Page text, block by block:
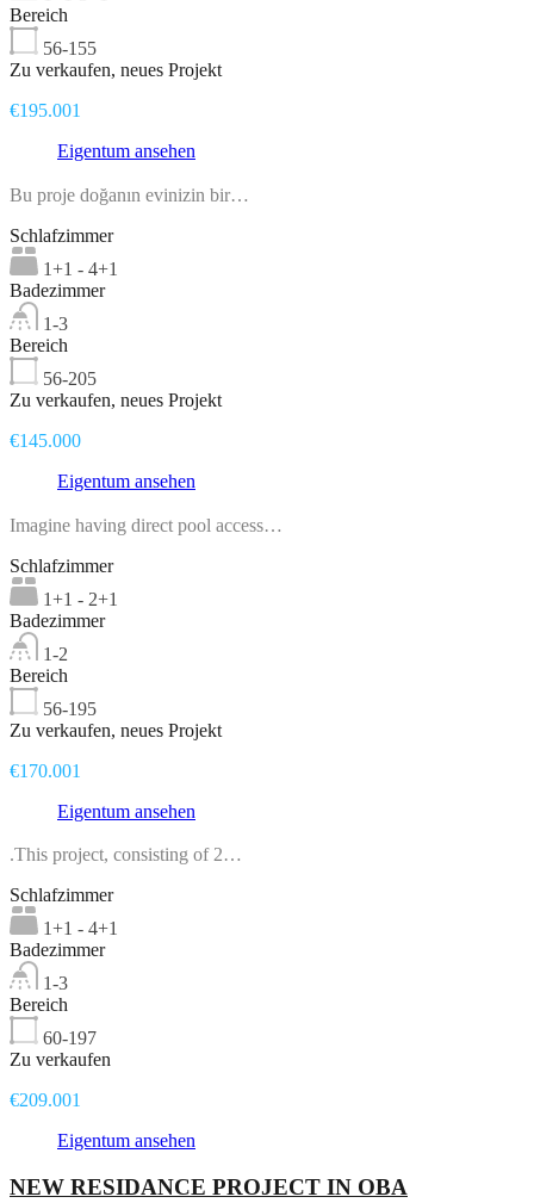
Bereich
56-155
Zu verkaufen, neues Projekt
€195.001
Eigentum ansehen
Bu proje doğanın evinizin bir…
Schlafzimmer
1+1 - 4+1
Badezimmer
1-3
Bereich
56-205
Zu verkaufen, neues Projekt
€145.000
Eigentum ansehen
Imagine having direct pool access…
Schlafzimmer
1+1 - 2+1
Badezimmer
1-2
Bereich
56-195
Zu verkaufen, neues Projekt
€170.001
Eigentum ansehen
.This project, consisting of 2…
Schlafzimmer
1+1 - 4+1
Badezimmer
1-3
Bereich
60-197
Zu verkaufen
€209.001
Eigentum ansehen
NEW RESIDANCE PROJECT IN OBA